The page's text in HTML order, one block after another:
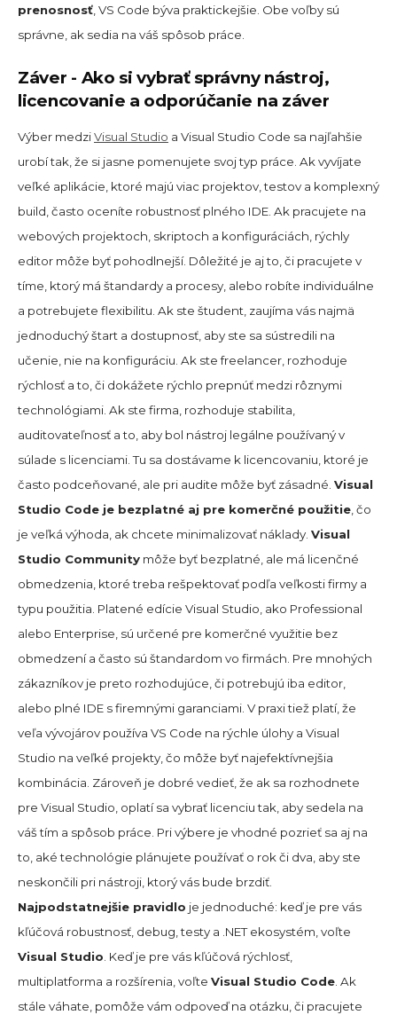
prenosnosť , VS Code býva praktickejšie. Obe voľby sú
správne, ak sedia na váš spôsob práce.
Záver - Ako si vybrať správny nástroj,
licencovanie a odporúčanie na záver
Výber medziVisual Studio a Visual Studio Code sa najľahšie
urobí tak, že si jasne pomenujete svoj typ práce. Ak vyvíjate
veľké aplikácie, ktoré majú viac projektov, testov a komplexný
build, často oceníte robustnosť plného IDE. Ak pracujete na
webových projektoch, skriptoch a konfiguráciách, rýchly
editor môže byť pohodlnejší. Dôležité je aj to, či pracujete v
tíme, ktorý má štandardy a procesy, alebo robíte individuálne
a potrebujete flexibilitu. Ak ste študent, zaujíma vás najmä
jednoduchý štart a dostupnosť, aby ste sa sústredili na
učenie, nie na konfiguráciu. Ak ste freelancer, rozhoduje
rýchlosť a to, či dokážete rýchlo prepnúť medzi rôznymi
technológiami. Ak ste firma, rozhoduje stabilita,
auditovateľnosť a to, aby bol nástroj legálne používaný v
súlade s licenciami. Tu sa dostávame k licencovaniu, ktoré je
často podceňované, ale pri audite môže byť zásadné. Visual
Studio Code je bezplatné aj pre komerčné použitie , čo
je veľká výhoda, ak chcete minimalizovať náklady. Visual
Studio Community môže byť bezplatné, ale má licenčné
obmedzenia, ktoré treba rešpektovať podľa veľkosti firmy a
typu použitia. Platené edície Visual Studio, ako Professional
alebo Enterprise, sú určené pre komerčné využitie bez
obmedzení a často sú štandardom vo firmách. Pre mnohých
zákazníkov je preto rozhodujúce, či potrebujú iba editor,
alebo plné IDE s firemnými garanciami. V praxi tiež platí, že
veľa vývojárov používa VS Code na rýchle úlohy a Visual
Studio na veľké projekty, čo môže byť najefektívnejšia
kombinácia. Zároveň je dobré vedieť, že ak sa rozhodnete
pre Visual Studio, oplatí sa vybrať licenciu tak, aby sedela na
váš tím a spôsob práce. Pri výbere je vhodné pozrieť sa aj na
to, aké technológie plánujete používať o rok či dva, aby ste
neskončili pri nástroji, ktorý vás bude brzdiť.
Najpodstatnejšie pravidlo je jednoduché: keď je pre vás
kľúčová robustnosť, debug, testy a .NET ekosystém, voľte
Visual Studio . Keď je pre vás kľúčová rýchlosť,
multiplatforma a rozšírenia, voľte Visual Studio Code . Ak
stále váhate, pomôže vám odpoveď na otázku, či pracujete